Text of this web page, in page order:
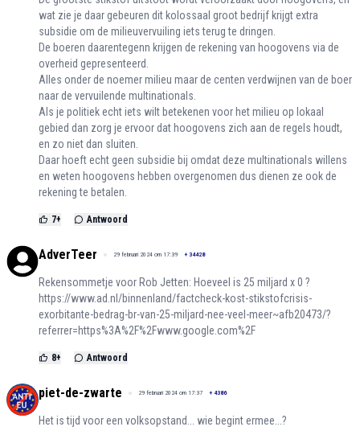
wat zie je daar gebeuren dit kolossaal groot bedrijf krijgt extra
subsidie om de milieuvervuiling iets terug te dringen.
De boeren daarentegenn krijgen de rekening van hoogovens via de
overheid gepresenteerd.
Alles onder de noemer milieu maar de centen verdwijnen van de boer
naar de vervuilende multinationals.
Als je politiek echt iets wilt betekenen voor het milieu op lokaal
gebied dan zorg je ervoor dat hoogovens zich aan de regels houdt,
en zo niet dan sluiten.
Daar hoeft echt geen subsidie bij omdat deze multinationals willens
en weten hoogovens hebben overgenomen dus dienen ze ook de
rekening te betalen.
7+ Antwoord
AdverTeer 29 februari 2024 om 17:39 + 34428
Rekensommetje voor Rob Jetten: Hoeveel is 25 miljard x 0 ?
https://www.ad.nl/binnenland/factcheck-kost-stikstofcrisis-
exorbitante-bedrag-br-van-25-miljard-nee-veel-meer~afb20473/?
referrer=https%3A%2F%2Fwww.google.com%2F
8+ Antwoord
piet-de-zwarte 29 februari 2024 om 17:37 + 4386
Het is tijd voor een volksopstand... wie begint ermee...?